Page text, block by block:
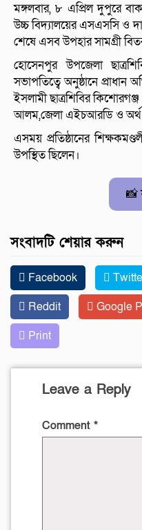
মঙ্গলবার, ৮ এপ্রিল দুপুরে
উচ্চ বিদ্যালয়ের এসএসসি ও
শেষে এসব উপহার সামগ্রী
হোসেনপুর উপজেলা
সভাপতিত্বে অনুষ্ঠানে প্রাধান
ইসলামী ছাত্রশিবির
আলম,জেলা এইচআরডি ও
এসময় প্রতিষ্ঠানের
উপস্থিত ছিলেন।
📸
সংবাদটি শেয়ার করুন
Facebook
Reddit
Google
Print
Leave a Reply
Comment *